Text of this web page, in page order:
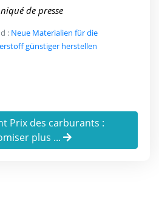
de presse
: Neue Materialien für die
günstiger herstellen
Prix des carburants :
plus ...